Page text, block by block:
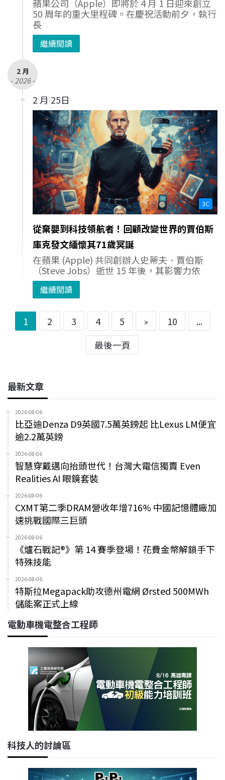
蘋果公司（Apple）即將於 4 月 1 日迎來創立
50 周年的重大里程碑。在慶祝活動前夕，執行
長
繼續閱讀
2 月
- 2026 -
2 月 25日
3C
從棄嬰到科技領航者！回顧改變世界的賈伯斯
庫克發文緬懷其71歲冥誕
在蘋果 (Apple) 共同創辦人史蒂夫．賈伯斯
（Steve Jobs）逝世 15 年後，其影響力依
繼續閱讀
1 2 3 4 5 » 10
...
最後一頁
最新文章
2026-08-06
比亞迪Denza D9英國7.5萬英鎊起 比Lexus LM便宜
逾2.2萬英鎊
2026-08-06
智慧穿戴邁向抬頭世代！台灣大電信獨賣 Even
Realities AI 眼鏡套裝
2026-08-06
CXMT第二季DRAM營收年增716% 中國記憶體廠加
速挑戰國際三巨頭
2026-08-06
《爐石戰記®》第 14 賽季登場！花費金幣解鎖手下
特殊技能
2026-08-06
特斯拉Megapack助攻德州電網 Ørsted 500MWh
儲能案正式上線
電動車機電整合工程師
科技人的討論區